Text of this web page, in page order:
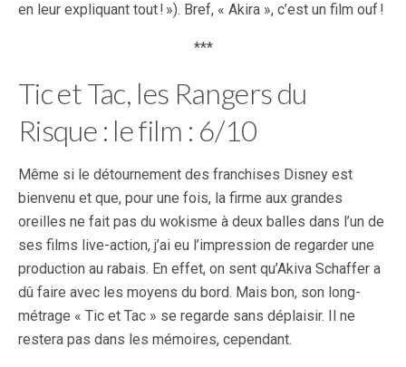
en leur expliquant tout ! »). Bref, « Akira », c’est un film ouf !
***
Tic et Tac, les Rangers du
Risque : le film : 6/10
Même si le détournement des franchises Disney est
bienvenu et que, pour une fois, la firme aux grandes
oreilles ne fait pas du wokisme à deux balles dans l’un de
ses films live-action, j’ai eu l’impression de regarder une
production au rabais. En effet, on sent qu’Akiva Schaffer a
dû faire avec les moyens du bord. Mais bon, son long-
métrage « Tic et Tac » se regarde sans déplaisir. Il ne
restera pas dans les mémoires, cependant.